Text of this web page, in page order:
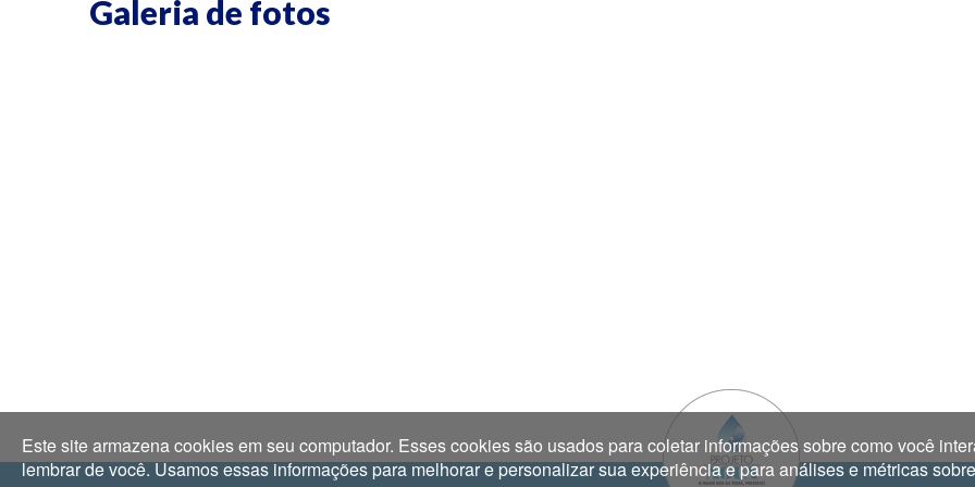
Galeria de fotos
Este site armazena cookies em seu computador. Esses cookies são usados para coletar informações sobre como você
lembrar de você. Usamos essas informações para melhorar e personalizar sua experiência e para análises e métricas